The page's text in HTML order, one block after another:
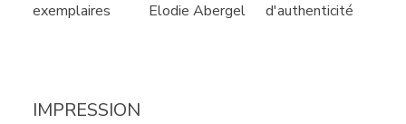
exemplaires
Elodie Abergel
d'authenticité
IMPRESSION